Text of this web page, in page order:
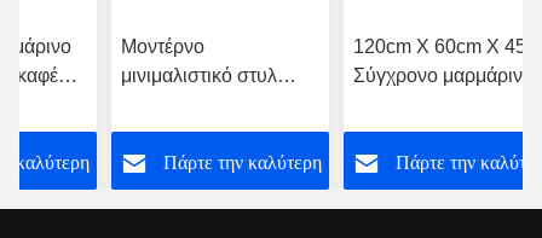
καφέ
καλύτερη
Μοντέρνο
μινιμαλιστικό στυλ
Στρογγυλό Μαρμάρινο
και ξύλινο τραπέζι
καφέ
Πάρτε την καλύτερη
120cm X 60cm X
Σύγχρονο μαρμάρινο
τραπέζι καφέ για το
σπίτι ξενοδοχείο
Πάρτε την